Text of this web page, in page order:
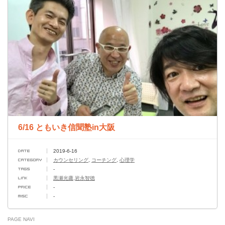
6/16 ともいき信聞塾in大阪
2019-6-16
カウンセリング
コーチング 心理学
-
黒瀬光庸,岩永智徳
-
-
PAGE NAVI